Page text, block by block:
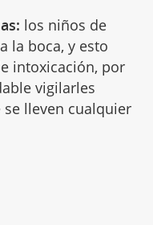
los niños de
la boca, y esto
intoxicación, por
vigilarles
lleven cualquier